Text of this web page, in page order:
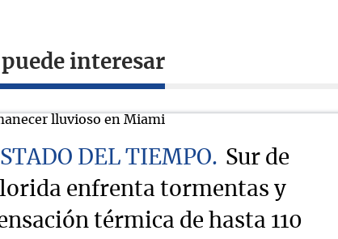
interesar
DEL TIEMPO
Sur de
enfrenta tormentas y
térmica de hasta 110